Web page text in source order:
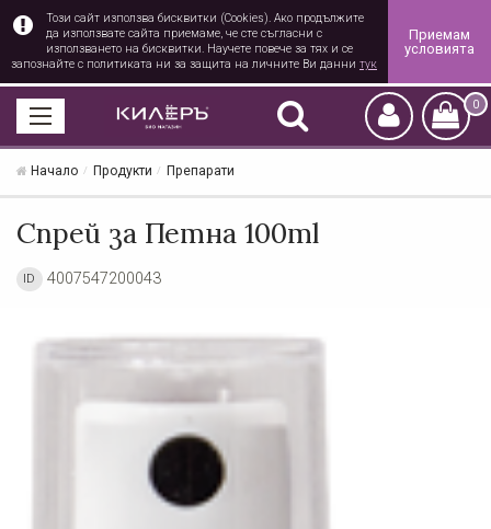
Този сайт използва бисквитки (Cookies). Ако продължите
да използвате сайта приемаме, че сте съгласни с
използването на бисквитки. Научете повече за тях и се
запознайте с политиката ни за защита на личните Ви данни тук
Приемам
условията
0
Начало Продукти Препарати
Спрей за Петна 100ml
ID 4007547200043